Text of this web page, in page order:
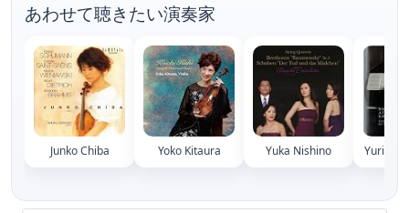
あわせて聴きたい演奏家
Junko Chiba Yoko Kitaura Yuka Nishino Yuriko